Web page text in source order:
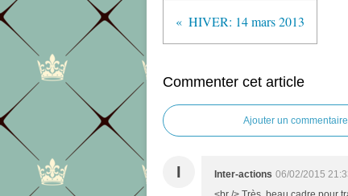
HIVER: 14 mars 2013
Commenter cet article
Ajouter un commentaire
I Inter-actions 06/02/2015